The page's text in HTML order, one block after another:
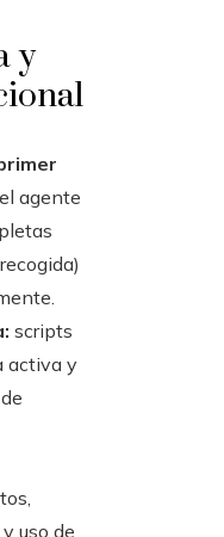
y
agente
scripts
activa y
uso de